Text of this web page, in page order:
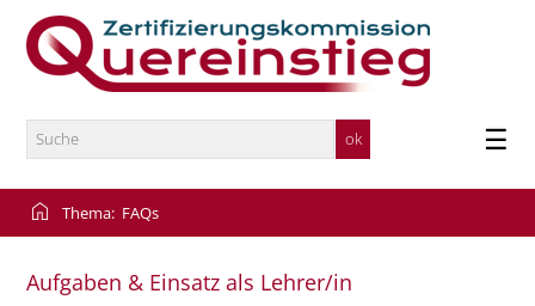
ZKQ
Zertifizierungsverfahren
FAQs
Downloads
Kontakt
☰
home Thema: FAQs
Aufgaben & Einsatz als Lehrer/in